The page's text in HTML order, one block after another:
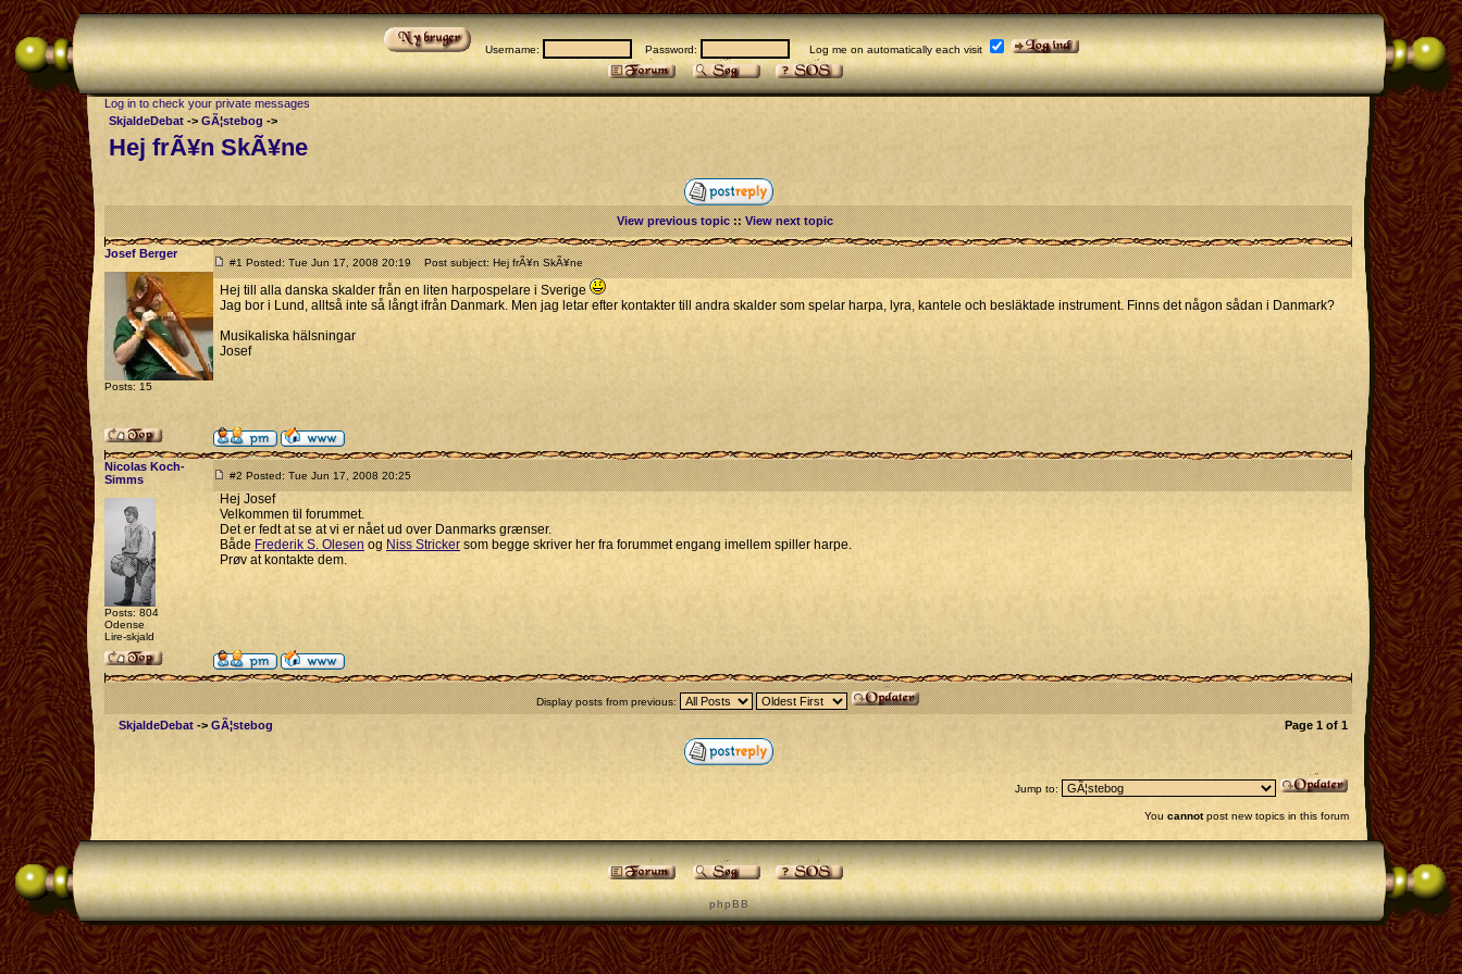
Username: Password: Log me on automatically each visit
Log in to check your private messages
SkjaldeDebat -> GÃ¦stebog ->
Hej frÃ¥n SkÃ¥ne
View previous topic::View next topic
Josef Berger
Posts: 15
#1 Posted: Tue Jun 17, 2008 20:19 Post subject: Hej frÃ¥n SkÃ¥ne
Hej till alla danska skalder från en liten harpospelare i Sverige
Jag bor i Lund, alltså inte så långt ifrån Danmark. Men jag letar efter kontakter till andra skalder som spelar harpa, lyra, kantele och besläktade instrument. Finns det någon sådan i Danmark?
Musikaliska hälsningar
Josef
Nicolas Koch-
Simms
Posts: 804
Odense
Lire-skjald
#2 Posted: Tue Jun 17, 2008 20:25
Hej Josef
Velkommen til forummet.
Det er fedt at se at vi er nået ud over Danmarks grænser.
Både Frederik S. Olesen og Niss Stricker som begge skriver her fra forummet engang imellem spiller harpe.
Prøv at kontakte dem.
Display posts from previous:
SkjaldeDebat -> GÃ¦stebog Page 1 of 1
Jump to:
You cannotpost new topics in this forum
p h p B B